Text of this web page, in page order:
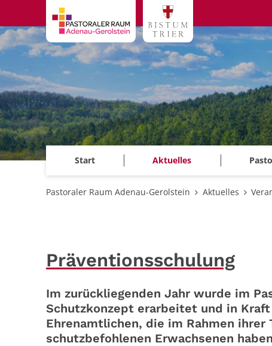
Zum Inhalt springen
Start Aktuelles
Pastoraler Raum Adenau-Gerolstein Aktuelles
Präventionsschulung
Im zurückliegenden Jahr wurde im
Schutzkonzept erarbeitet und in
Ehrenamtlichen, die im Rahmen
schutzbefohlenen Erwachsenen